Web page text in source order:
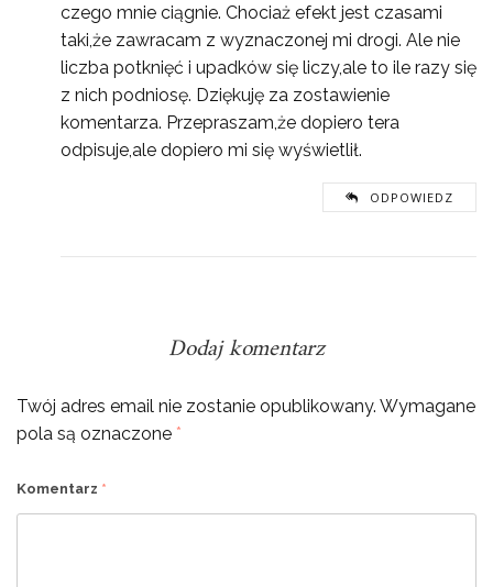
czego mnie ciągnie. Chociaż efekt jest czasami
taki,że zawracam z wyznaczonej mi drogi. Ale nie
liczba potknięć i upadków się liczy,ale to ile razy się
z nich podniosę. Dziękuję za zostawienie
komentarza. Przepraszam,że dopiero tera
odpisuje,ale dopiero mi się wyświetlił.
ODPOWIEDZ
Dodaj komentarz
Twój adres email nie zostanie opublikowany. Wymagane
pola są oznaczone *
Komentarz *